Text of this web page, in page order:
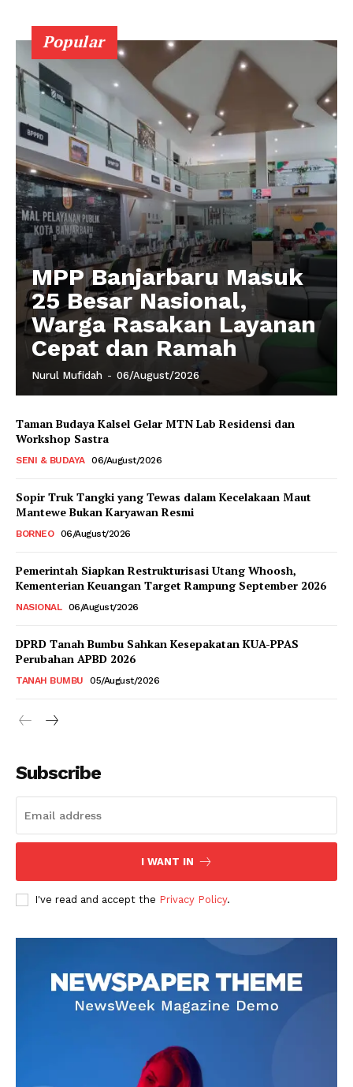
Popular
MPP Banjarbaru Masuk
25 Besar Nasional,
Warga Rasakan Layanan
Cepat dan Ramah
Nurul Mufidah - 06/August/2026
Taman Budaya Kalsel Gelar MTN Lab Residensi dan
Workshop Sastra
SENI & BUDAYA 06/August/2026
Sopir Truk Tangki yang Tewas dalam Kecelakaan Maut
Mantewe Bukan Karyawan Resmi
BORNEO 06/August/2026
Pemerintah Siapkan Restrukturisasi Utang Whoosh,
Kementerian Keuangan Target Rampung September 2026
NASIONAL 06/August/2026
DPRD Tanah Bumbu Sahkan Kesepakatan KUA-PPAS
Perubahan APBD 2026
TANAH BUMBU 05/August/2026
Subscribe
I WANT IN
I've read and accept the Privacy Policy.